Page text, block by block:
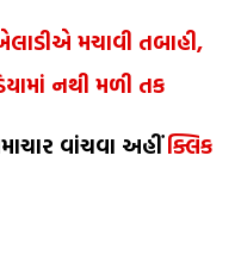
મચાવી તબાહી,
નથી મળી તક
વાંચવા અહીંક્લિક